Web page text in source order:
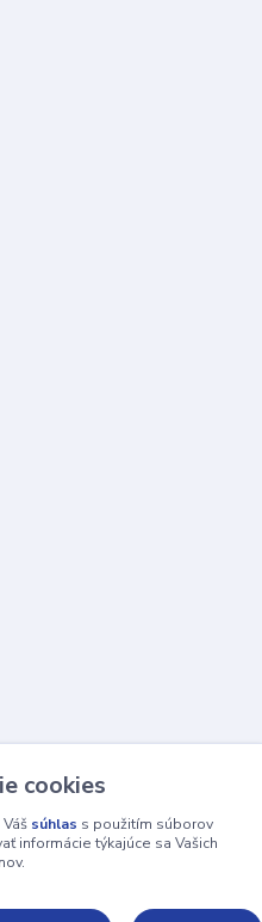
cookies.
cookies
súhlas s použitím súborov
informácie týkajúce sa Vašich